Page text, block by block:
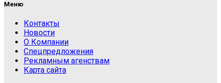
Меню
Контакты
Новости
О Компании
Спецпредложения
Рекламным агенствам
Карта сайта